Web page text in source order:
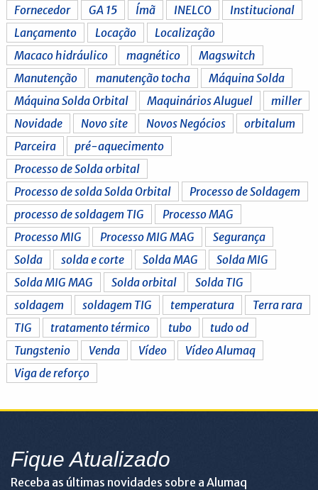
Fornecedor
GA 15 Ímã INELCO
Institucional
Lançamento
Locação
Localização
Macaco hidráulico
magnético
Magswitch
Manutenção
manutenção tocha
Máquina Solda
Máquina Solda Orbital
Maquinários Aluguel
miller
Novidade
Novo site Novos Negócios
orbitalum
Parceira
pré-aquecimento
Processo de Solda orbital
Processo de solda Solda Orbital
Processo de Soldagem
processo de soldagem TIG
Processo MAG
Processo MIG
Processo MIG MAG
Segurança
Solda
solda e corte Solda MAG
Solda MIG
Solda MIG MAG
Solda orbital
Solda TIG
soldagem
soldagem TIG temperatura
Terra rara
TIG
tratamento térmico tubo
tudo od
Tungstenio
Venda Vídeo
Vídeo Alumaq
Viga de reforço
Fique Atualizado
Receba as últimas novidades sobre a Alumaq